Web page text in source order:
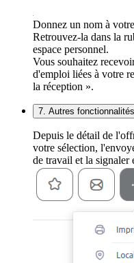
Donnez un nom à
Retrouvez-la dans la
espace personnel.
Vous souhaitez
d'emploi liées à votre
la réception ».
7. Autres fonctionnalités
Depuis le détail de
votre sélection,
de travail et la signaler